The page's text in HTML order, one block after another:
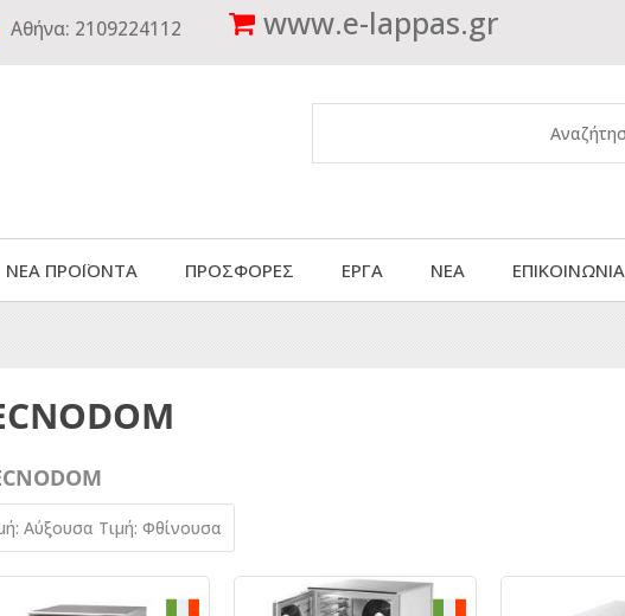
Αθήνα: 2109224112 www.e-lappas.gr
ΝΕΑ ΠΡΟΪΟΝΤΑ ΠΡΟΣΦΟΡΕΣ ΕΡΓΑ ΝΕΑ ΕΠΙΚΟΙΝΩΝΙΑ
Αύξουσα Τιμή: Φθίνουσα